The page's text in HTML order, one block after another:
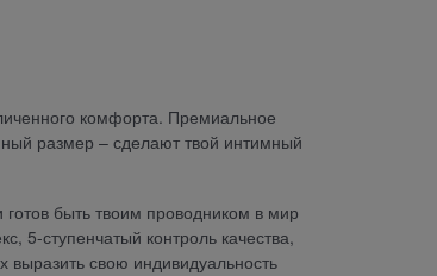
комфорта. Премиальное
размер – сделают твой интимный
быть твоим проводником в мир
5-ступенчатый контроль качества,
выразить свою индивидуальность